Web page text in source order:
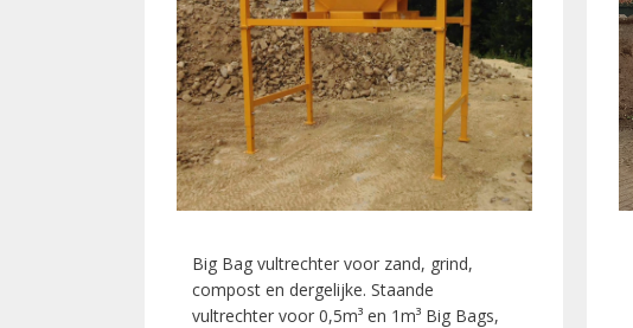
Big Bag vultrechter voor zand, grind,
compost en dergelijke. Staande
vultrechter voor 0,5m³ en 1m³ Big Bags,